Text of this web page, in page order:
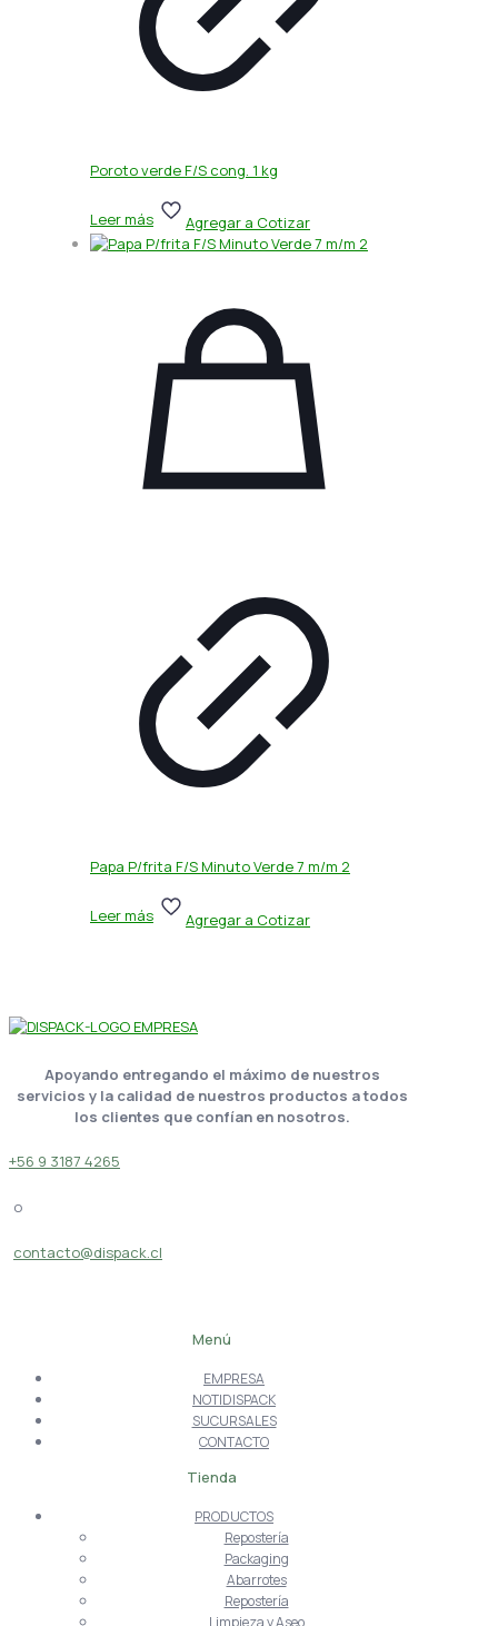
Poroto verde F/S cong. 1 kg
Leer más Agregar a Cotizar
Papa P/frita F/S Minuto Verde 7 m/m 2
Leer más Agregar a Cotizar
Apoyando entregando el máximo de nuestros
servicios y la calidad de nuestros productos a todos
los clientes que confían en nosotros.
+56 9 3187 4265
o
contacto@dispack.cl
Menú
EMPRESA
NOTIDISPACK
SUCURSALES
CONTACTO
Tienda
PRODUCTOS
Repostería
Packaging
Abarrotes
Repostería
Limpieza y Aseo